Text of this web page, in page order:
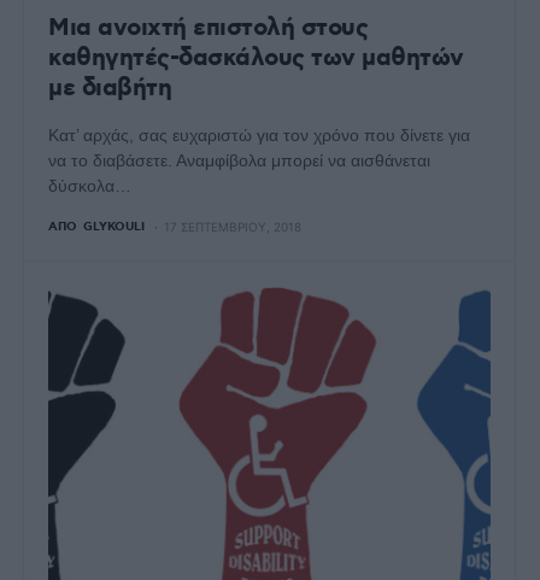
Μια ανοιχτή επιστολή στους
καθηγητές-δασκάλους των μαθητών
με διαβήτη
Κατ’ αρχάς, σας ευχαριστώ για τον χρόνο που δίνετε για
να το διαβάσετε. Αναμφίβολα μπορεί να αισθάνεται
δύσκολα…
ΑΠΌ GLYKOULI 17 ΣΕΠΤΕΜΒΡΊΟΥ, 2018